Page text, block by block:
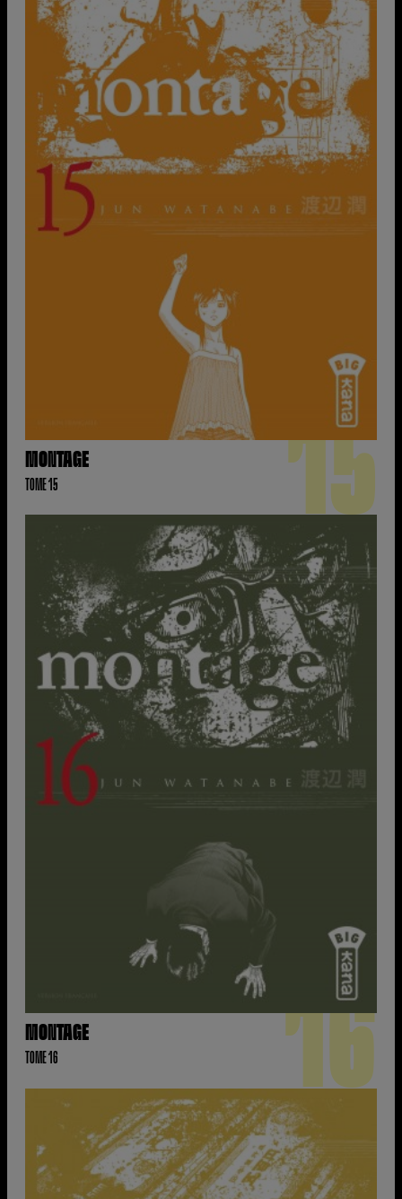
MONTAGE
TOME 15 15
MONTAGE
TOME 16 16